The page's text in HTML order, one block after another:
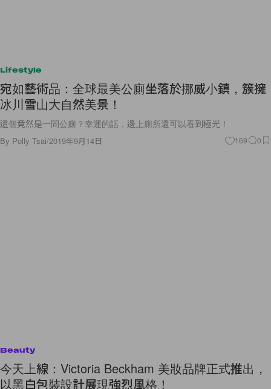
Lifestyle
宛如藝術品：全球最美公廁坐落於挪威小鎮，簇擁
冰川雪山大自然美景！
這個竟然是一間公廁？幸運的話，邊上廁所還可以看到極光！
By Polly Tsai/2019年9月14日 169 0
Beauty
今天上線：Victoria Beckham 美妝品牌正式推出，
以黑白包裝設計展現強烈風格！